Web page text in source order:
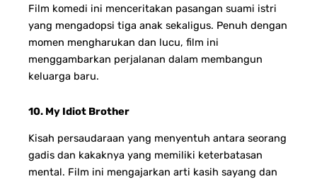
Film komedi ini menceritakan pasangan suami istri
yang mengadopsi tiga anak sekaligus. Penuh dengan
momen mengharukan dan lucu, film ini
menggambarkan perjalanan dalam membangun
keluarga baru.
10. My Idiot Brother
Kisah persaudaraan yang menyentuh antara seorang
gadis dan kakaknya yang memiliki keterbatasan
mental. Film ini mengajarkan arti kasih sayang dan